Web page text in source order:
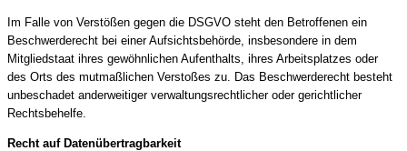
Im Falle von Verstößen gegen die DSGVO steht den Betroffenen ein
Beschwerderecht bei einer Aufsichtsbehörde, insbesondere in dem
Mitgliedstaat ihres gewöhnlichen Aufenthalts, ihres Arbeitsplatzes oder
des Orts des mutmaßlichen Verstoßes zu. Das Beschwerderecht besteht
unbeschadet anderweitiger verwaltungsrechtlicher oder gerichtlicher
Rechtsbehelfe.
Recht auf Daten­übertrag­barkeit